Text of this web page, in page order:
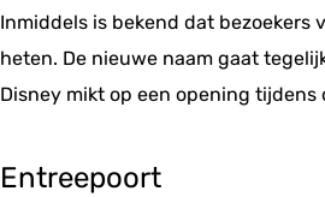
Inmiddels is bekend dat bezoekers
heten. De nieuwe naam gaat
Disney mikt op een opening
Entreepoort